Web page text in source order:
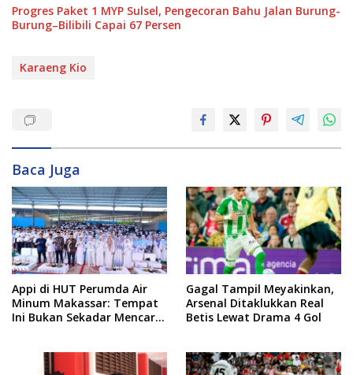
Progres Paket 1 MYP Sulsel, Pengecoran Bahu Jalan Burung-
Burung–Bilibili Capai 67 Persen
Karaeng Kio
Baca Juga
Appi di HUT Perumda Air
Minum Makassar: Tempat
Ini Bukan Sekadar Mencari
Gagal Tampil Meyakinkan,
Arsenal Ditaklukkan Real
Betis Lewat Drama 4 Gol